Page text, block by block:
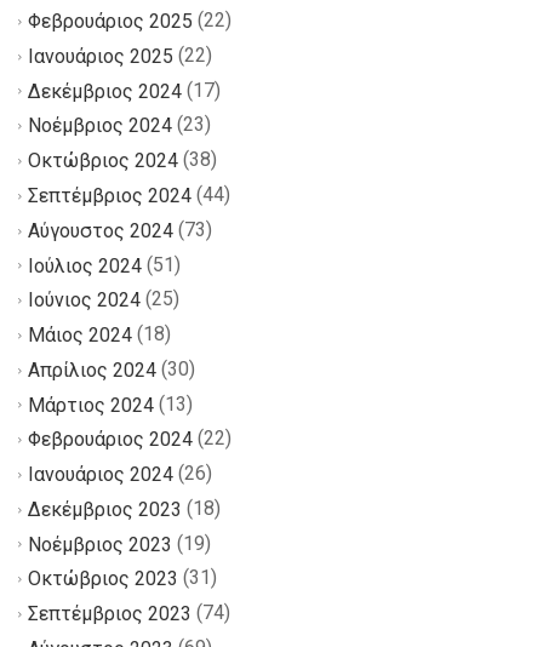
Φεβρουάριος 2025 (22)
Ιανουάριος 2025 (22)
Δεκέμβριος 2024 (17)
Νοέμβριος 2024 (23)
Οκτώβριος 2024 (38)
Σεπτέμβριος 2024 (44)
Αύγουστος 2024 (73)
Ιούλιος 2024 (51)
Ιούνιος 2024 (25)
Μάιος 2024 (18)
Απρίλιος 2024 (30)
Μάρτιος 2024 (13)
Φεβρουάριος 2024 (22)
Ιανουάριος 2024 (26)
Δεκέμβριος 2023 (18)
Νοέμβριος 2023 (19)
Οκτώβριος 2023 (31)
Σεπτέμβριος 2023 (74)